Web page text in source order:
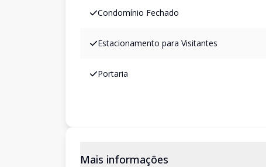
Condomínio Fechado
Estacionamento para Visitantes
Portaria
Mais informações